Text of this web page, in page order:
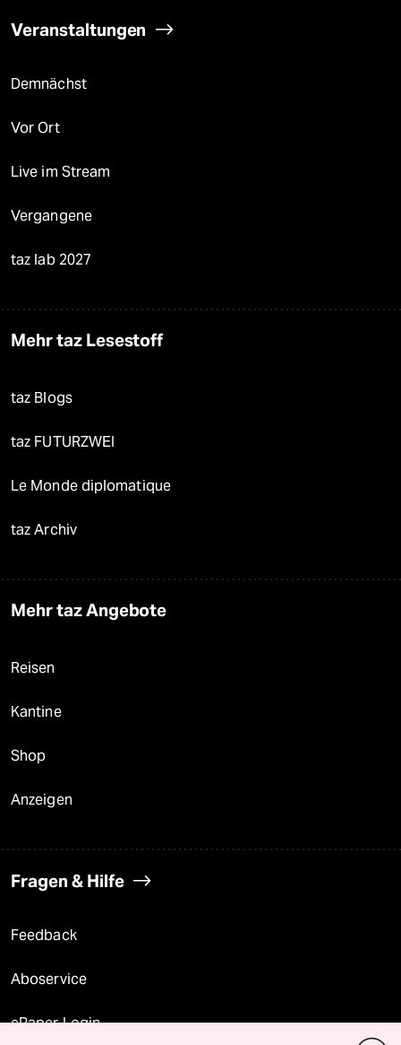
Veranstaltungen
Demnächst
Vor Ort
Live im Stream
Vergangene
taz lab 2027
Mehr taz Lesestoff
taz Blogs
taz FUTURZWEI
Le Monde diplomatique
taz Archiv
Mehr taz Angebote
Reisen
Kantine
Shop
Anzeigen
Fragen & Hilfe
Feedback
Aboservice
ePaper Login